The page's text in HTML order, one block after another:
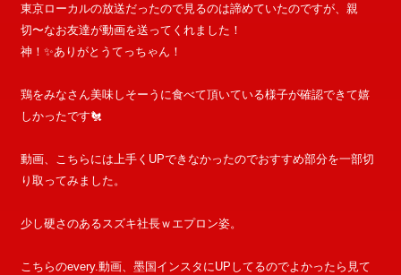
東京ローカルの放送だったので見るのは諦めていたのですが、親
切〜なお友達が動画を送ってくれました！
神！✨ありがとうてっちゃん！
鶏をみなさん美味しそーうに食べて頂いている様子が確認できて嬉
しかったです🐔
動画、こちらには上手くUPできなかったのでおすすめ部分を一部切
り取ってみました。
少し硬さのあるスズキ社長ｗエプロン姿。
こちらのevery.動画、墨国インスタにUPしてるのでよかったら見て